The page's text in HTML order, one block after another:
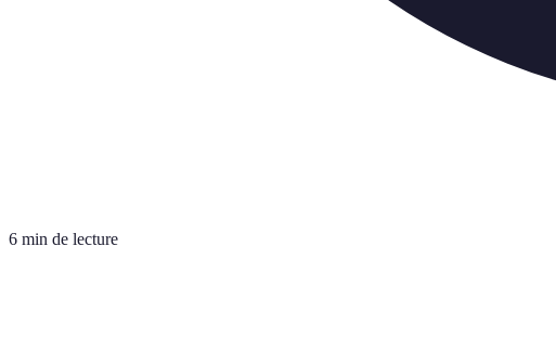
6 min de lecture